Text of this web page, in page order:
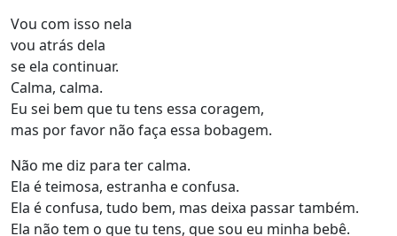
Vou com isso nela
vou atrás dela
se ela continuar.
Calma, calma.
Eu sei bem que tu tens essa coragem,
mas por favor não faça essa bobagem.
Não me diz para ter calma.
Ela é teimosa, estranha e confusa.
Ela é confusa, tudo bem, mas deixa passar também.
Ela não tem o que tu tens, que sou eu minha bebê.